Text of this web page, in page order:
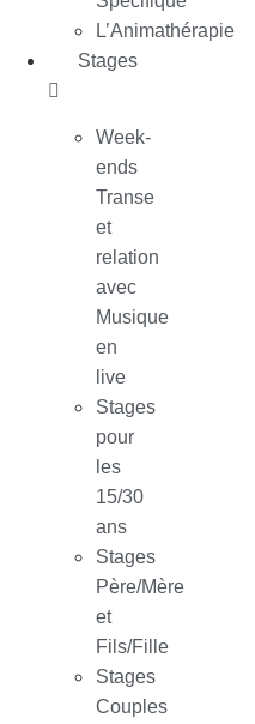
L’Animathérapie
Stages
Week-
ends
Transe
et
relation
avec
Musique
en
live
Stages
pour
les
15/30
ans
Stages
Père/Mère
et
Fils/Fille
Stages
Couples